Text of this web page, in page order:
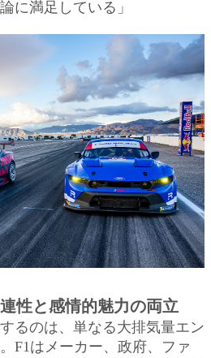
に満足している」
性と感情的魅力の両立
るのは、単なる大排気量エン
F1はメーカー、政府、ファ